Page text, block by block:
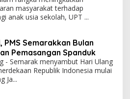
masyarakat terhadap
anak usia sekolah, UPT ...
PMS Semarakkan Bulan
Pemasangan Spanduk
- Semarak menyambut Hari Ulang
Republik Indonesia mulai
Ja...